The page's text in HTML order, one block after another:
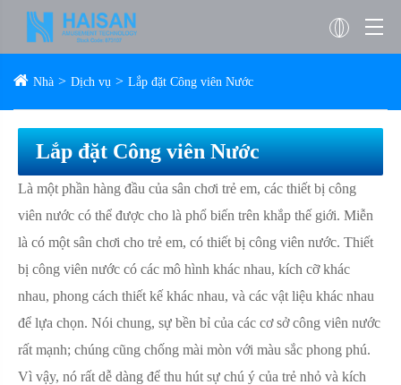
Nhà Dịch vụ Lắp đặt Công viên Nước
Lắp đặt Công viên Nước
Là một phần hàng đầu của sân chơi trẻ em, các thiết bị công
viên nước có thể được cho là phổ biến trên khắp thế giới. Miễn
là có một sân chơi cho trẻ em, có thiết bị công viên nước. Thiết
bị công viên nước có các mô hình khác nhau, kích cỡ khác
nhau, phong cách thiết kế khác nhau, và các vật liệu khác nhau
để lựa chọn. Nói chung, sự bền bỉ của các cơ sở công viên nước
rất mạnh; chúng cũng chống mài mòn với màu sắc phong phú.
Vì vậy, nó rất dễ dàng để thu hút sự chú ý của trẻ nhỏ và kích